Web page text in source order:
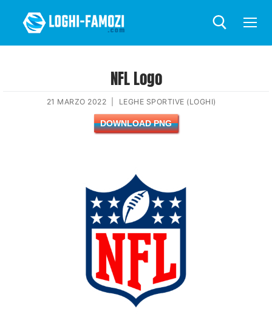
NFL Logo
21 MARZO 2022 LEGHE SPORTIVE (LOGHI)
DOWNLOAD PNG